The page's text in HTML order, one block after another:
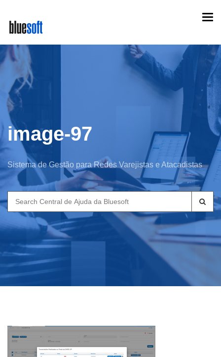
main
content
image-97
Sistema de Gestão para Redes Varejistas e Atacadistas
Search
for: